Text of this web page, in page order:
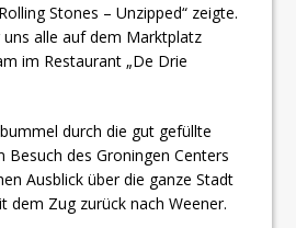
Stones – Unzipped“ zeigte.
alle auf dem Marktplatz
im Restaurant „De Drie
durch die gut gefüllte
Besuch des Groningen Centers
Ausblick über die ganze Stadt
dem Zug zurück nach Weener.